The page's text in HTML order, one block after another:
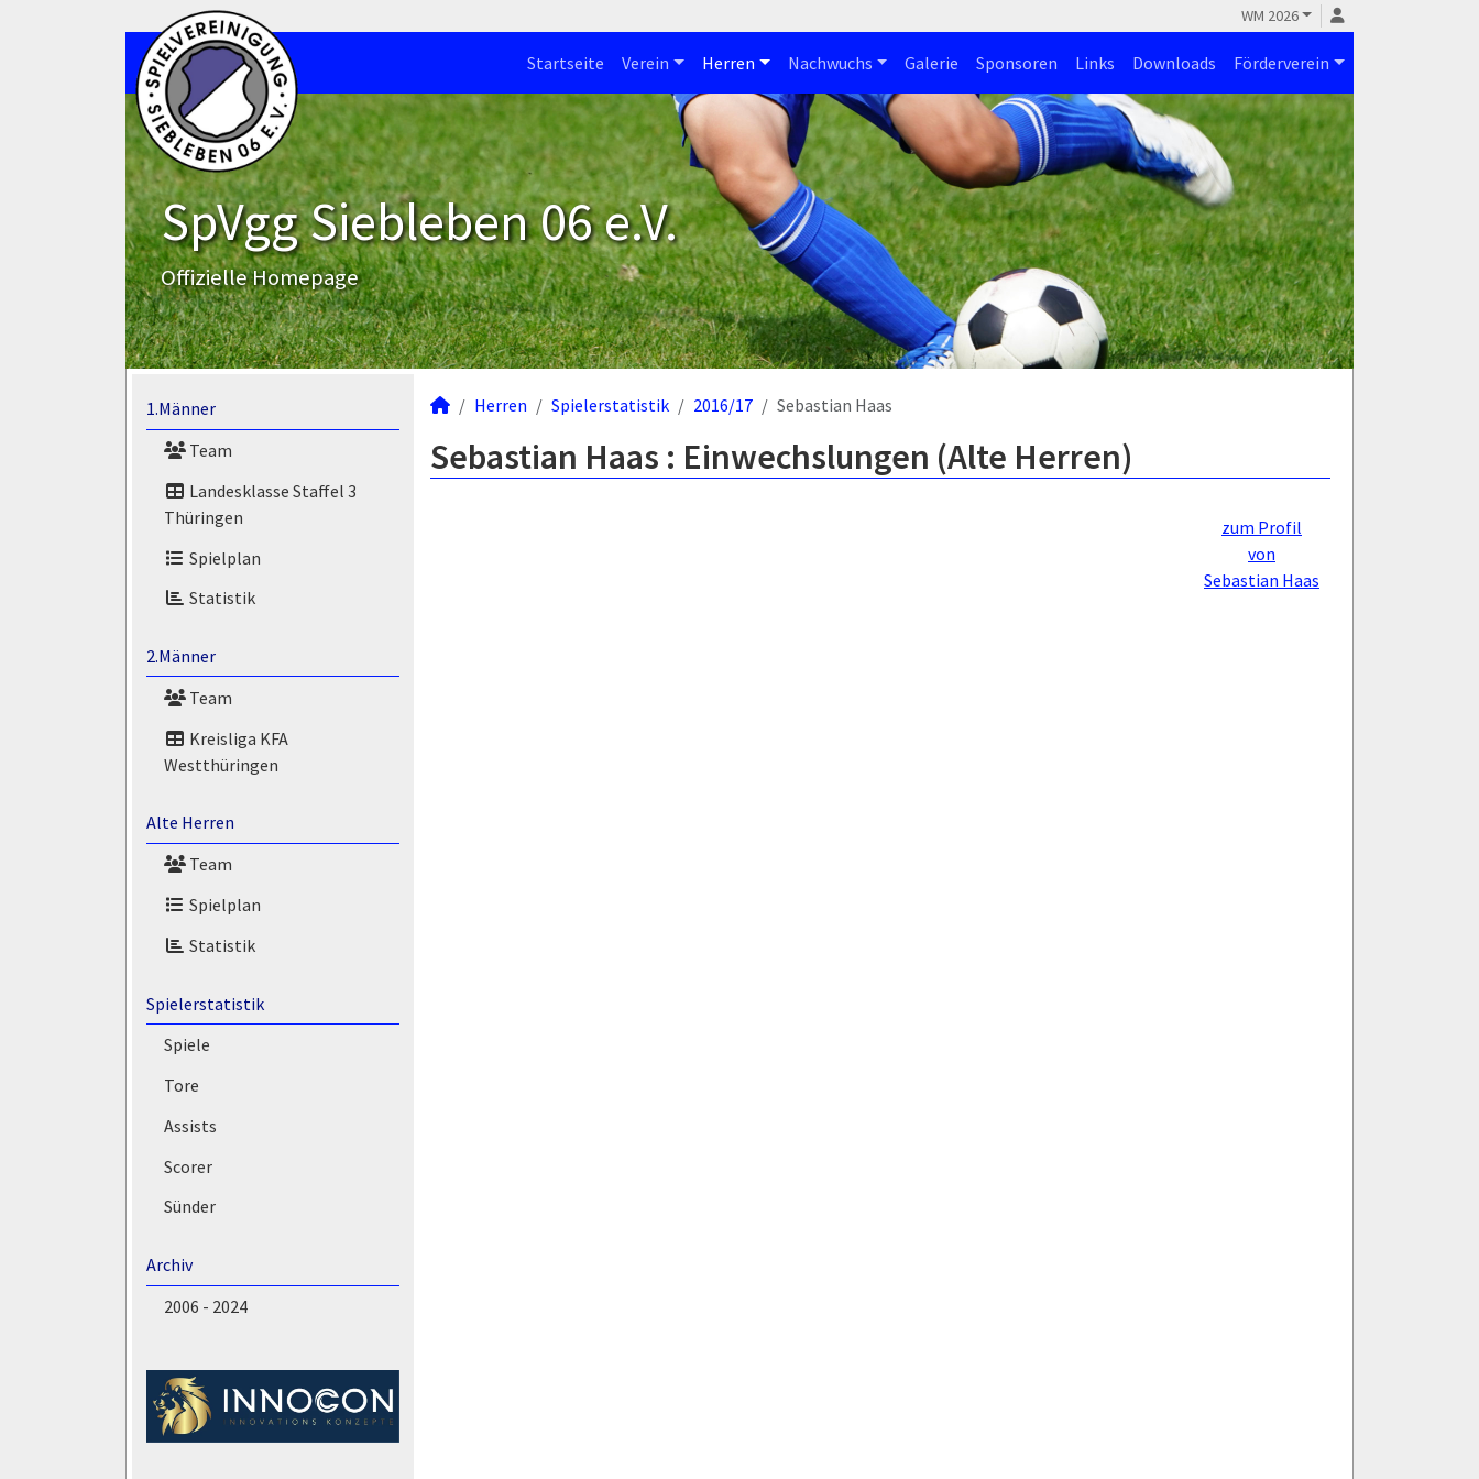
WM 2026
Startseite Verein Herren Nachwuchs Galerie Sponsoren Links Downloads Förderverein
SpVgg Siebleben 06 e.V.
Offizielle Homepage
1.Männer
Team
Landesklasse Staffel 3
Thüringen
Spielplan
Statistik
2.Männer
Team
Kreisliga KFA
Westthüringen
Alte Herren
Team
Spielplan
Statistik
Spielerstatistik
Spiele
Tore
Assists
Scorer
Sünder
Archiv
2006 - 2024
Herren Spielerstatistik 2016/17 Sebastian Haas
Sebastian Haas : Einwechslungen (Alte Herren)
zum Profil
von
Sebastian Haas